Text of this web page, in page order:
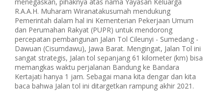
R.A.A.H. Muharam Wiranatakusumah mendukung
Pemerintah dalam hal ini Kementerian Pekerjaan Umum
dan Perumahan Rakyat (PUPR) untuk mendorong
percepatan pembangunan Jalan Tol Cileunyi - Sumedang -
Dawuan (Cisumdawu), Jawa Barat. Mengingat, Jalan Tol ini
sangat strategis, Jalan tol sepanjang 61 kilometer (km) bisa
memangkas waktu perjalanan Bandung ke Bandara
Kertajati hanya 1 jam. Sebagai mana kita dengar dan kita
baca bahwa Jalan tol ini ditargetkan rampung akhir 2021.